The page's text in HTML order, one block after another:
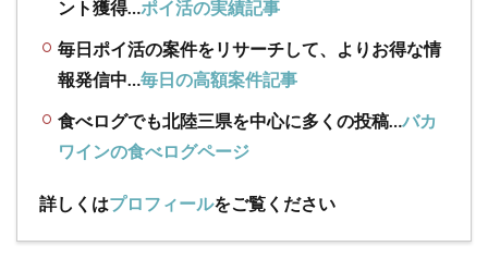
ント獲得…ポイ活の実績記事
毎日ポイ活の案件をリサーチして、よりお得な情
報発信中…毎日の高額案件記事
食べログでも北陸三県を中心に多くの投稿…バカ
ワインの食べログページ
詳しくはプロフィールをご覧ください